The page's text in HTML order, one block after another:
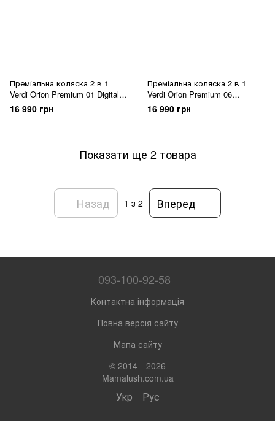
Преміальна коляска 2 в 1
Verdi Orion Premium 01 Digital
Black
16 990 грн
Преміальна коляска 2 в 1
Verdi Orion Premium 06
Wite&Jeans
16 990 грн
Показати ще 2 товара
Назад 1 з 2 Вперед
093-100-92-58
Контактна інформація
Повна версія сайту
Мапа сайту
© 2014—2026
Mamalush.com.ua
Укр Рус